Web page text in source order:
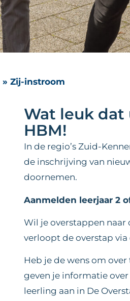
» Zij-instroom
Wat leuk dat
HBM!
In de regio’s Zuid-
de inschrijving van
doornemen.
Aanmelden leerjaar 2
Wil je overstappen naar
verloopt de overstap
Heb je de wens om
geven je informatie
leerling aan in De